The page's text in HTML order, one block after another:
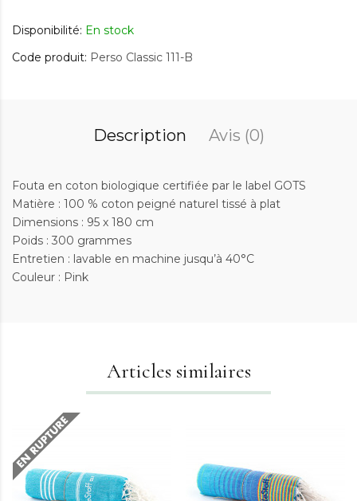
Disponibilité: En stock
Code produit: Perso Classic 111-B
Description Avis (0)
Fouta en coton biologique certifiée par le label GOTS
Matière : 100 % coton peigné naturel tissé à plat
Dimensions : 95 x 180 cm
Poids : 300 grammes
Entretien : lavable en machine jusqu’à 40°C
Couleur : Pink
Articles similaires